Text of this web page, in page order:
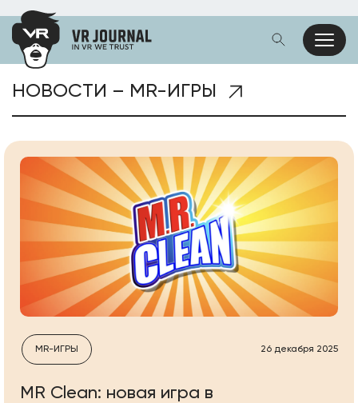
НОВОСТИ – MR-ИГРЫ
MR-ИГРЫ 26 декабря 2025
MR Clean: новая игра в